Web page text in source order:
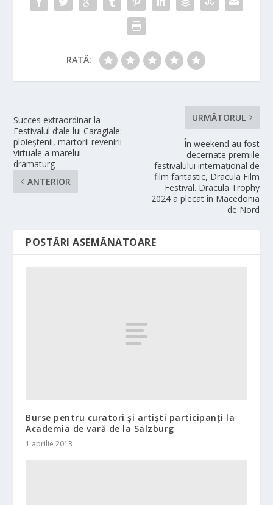
RATĂ:
Succes extraordinar la
Festivalul d’ale lui Caragiale:
ploieștenii, martorii revenirii
virtuale a marelui
dramaturg
ANTERIOR
URMĂTORUL
În weekend au fost
decernate premiile
festivalului internațional de
film fantastic, Dracula Film
Festival. Dracula Trophy
2024 a plecat în Macedonia
de Nord
POSTĂRI ASEMĂNATOARE
Burse pentru curatori şi artişti participanţi la
Academia de vară de la Salzburg
1 aprilie 2013